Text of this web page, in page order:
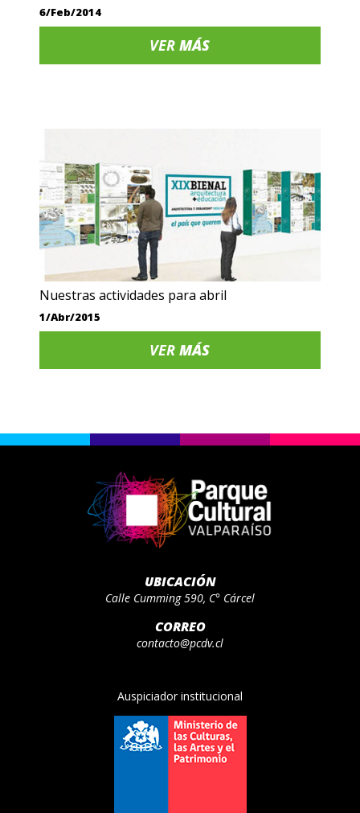
6/Feb/2014
VERMÁS
Nuestras actividades para abril
1/Abr/2015
VERMÁS
UBICACIÓN
Calle Cumming 590, C° Cárcel
CORREO
contacto@pcdv.cl
Auspiciador institucional